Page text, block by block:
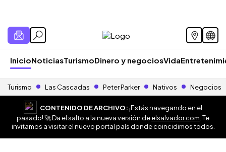
InicioNoticiasTurismoDinero y negociosVida
Turismo Las Cascadas Peter Parker Nativos Negocios
CONTENIDO DE ARCHIVO:¡Estás navegando en el
pasado! 🚀 Da el salto a la nueva versión deelsalvador.com . Te
invitamos a visitar el nuevo portal país donde coincidimos todos.